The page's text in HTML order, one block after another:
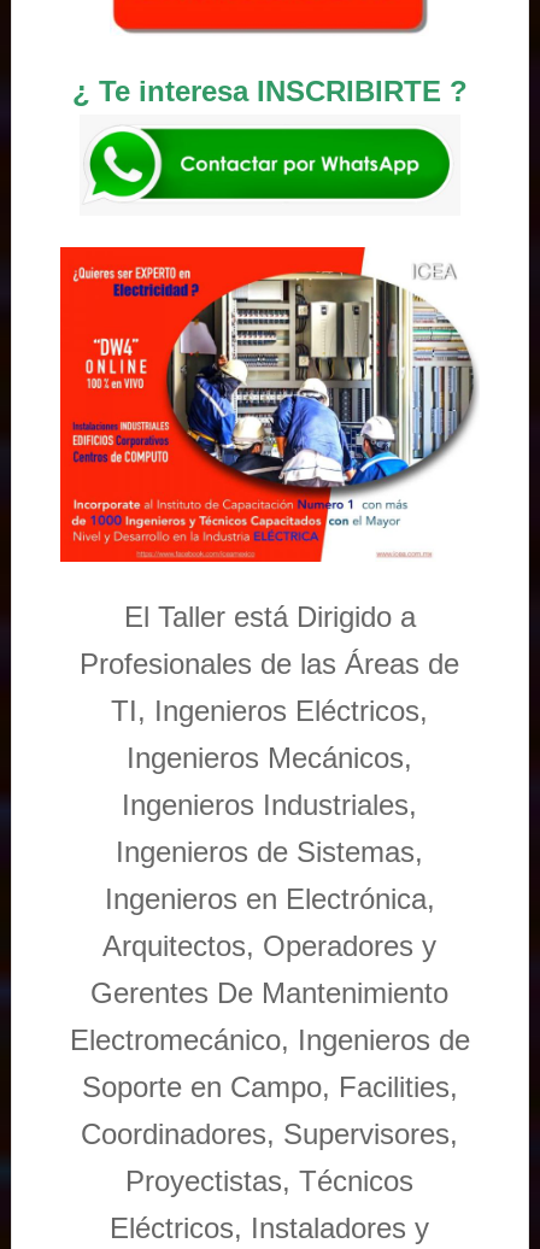
¿ Te interesa INSCRIBIRTE ?
El Taller está Dirigido a
Profesionales de las Áreas de
TI, Ingenieros Eléctricos,
Ingenieros Mecánicos,
Ingenieros Industriales,
Ingenieros de Sistemas,
Ingenieros en Electrónica,
Arquitectos, Operadores y
Gerentes De Mantenimiento
Electromecánico, Ingenieros de
Soporte en Campo, Facilities,
Coordinadores, Supervisores,
Proyectistas, Técnicos
Eléctricos, Instaladores y